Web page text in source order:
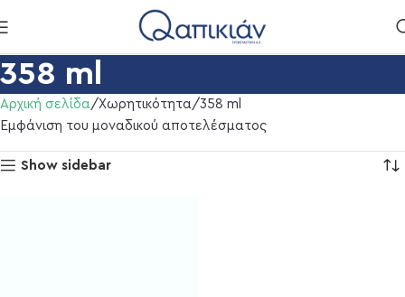
358 ml
Αρχική σελίδα Χωρητικότητα 358 ml
Εμφάνιση του μοναδικού αποτελέσματος
Show sidebar